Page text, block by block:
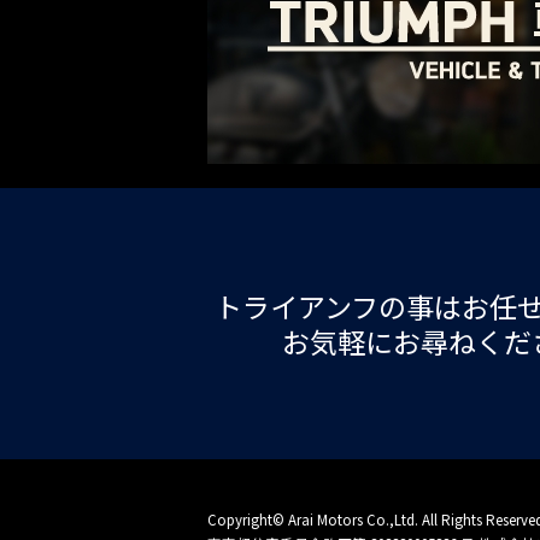
トライアンフの事はお任
お気軽にお尋ねく
Copyright© Arai Motors Co.,Ltd. All Rights